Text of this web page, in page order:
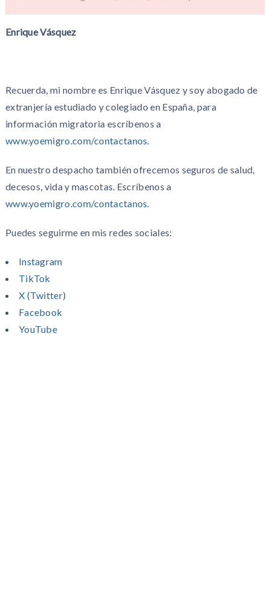
Enrique Vásquez
Recuerda, mi nombre es Enrique Vásquez y soy abogado de
extranjería estudiado y colegiado en España, para
información migratoria escríbenos a
www.yoemigro.com/contactanos
En nuestro despacho también ofrecemos seguros de salud,
decesos, vida y mascotas. Escríbenos a
www.yoemigro.com/contactanos
Puedes seguirme en mis redes sociales:
Instagram
TikTok
X (Twitter)
Facebook
YouTube